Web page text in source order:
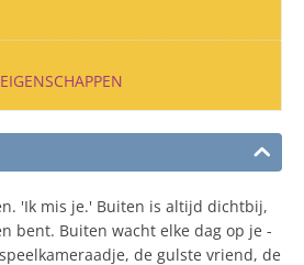
EIGENSCHAPPEN
'Ik mis je.' Buiten is altijd dichtbij,
bent. Buiten wacht elke dag op je -
de gulste vriend, de